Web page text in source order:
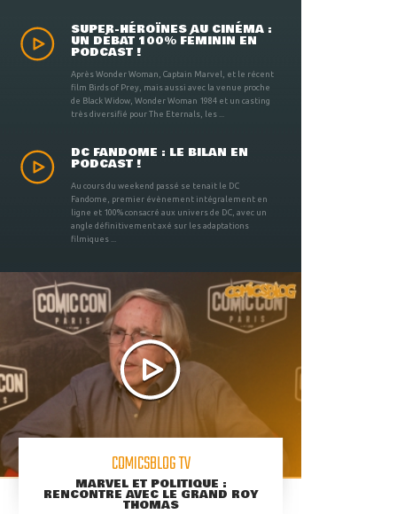
SUPER-HÉROÏNES AU CINÉMA :
UN DÉBAT 100% FÉMININ EN
PODCAST !
Après Wonder Woman, Captain Marvel, et le récent
film Birds of Prey, mais aussi avec la venue proche
de Black Widow, Wonder Woman 1984 et un casting
très diversifié pour The Eternals, les ...
DC FANDOME : LE BILAN EN
PODCAST !
Au cours du weekend passé se tenait le DC
Fandome, premier évènement intégralement en
ligne et 100% consacré aux univers de DC, avec un
angle définitivement axé sur les adaptations
filmiques ...
COMICSBLOG TV
MARVEL ET POLITIQUE :
RENCONTRE AVEC LE GRAND ROY
THOMAS